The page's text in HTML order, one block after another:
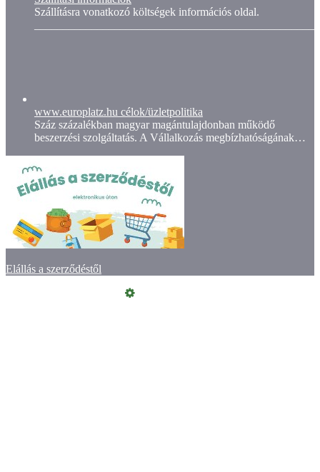
Szállításra vonatkozó költségek információs oldal.
www.europlatz.hu célok/üzletpolitika
Száz százalékban magyar magántulajdonban működő
beszerzési szolgáltatás. A Vállalkozás megbízhatóságának…
Elállás a szerződéstől